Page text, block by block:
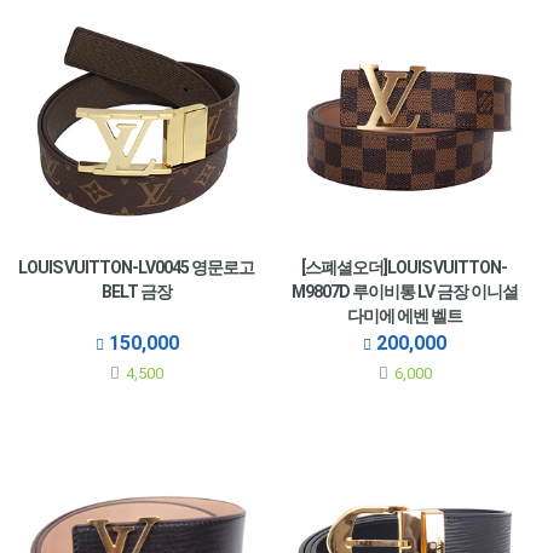
LOUIS VUITTON-LV0045 영문로고
BELT 금장
150,000
4,500
[스폐셜오더]LOUIS VUITTON-
M9807D 루이비통 LV 금장 이니셜
다미에 에벤 벨트
200,000
6,000